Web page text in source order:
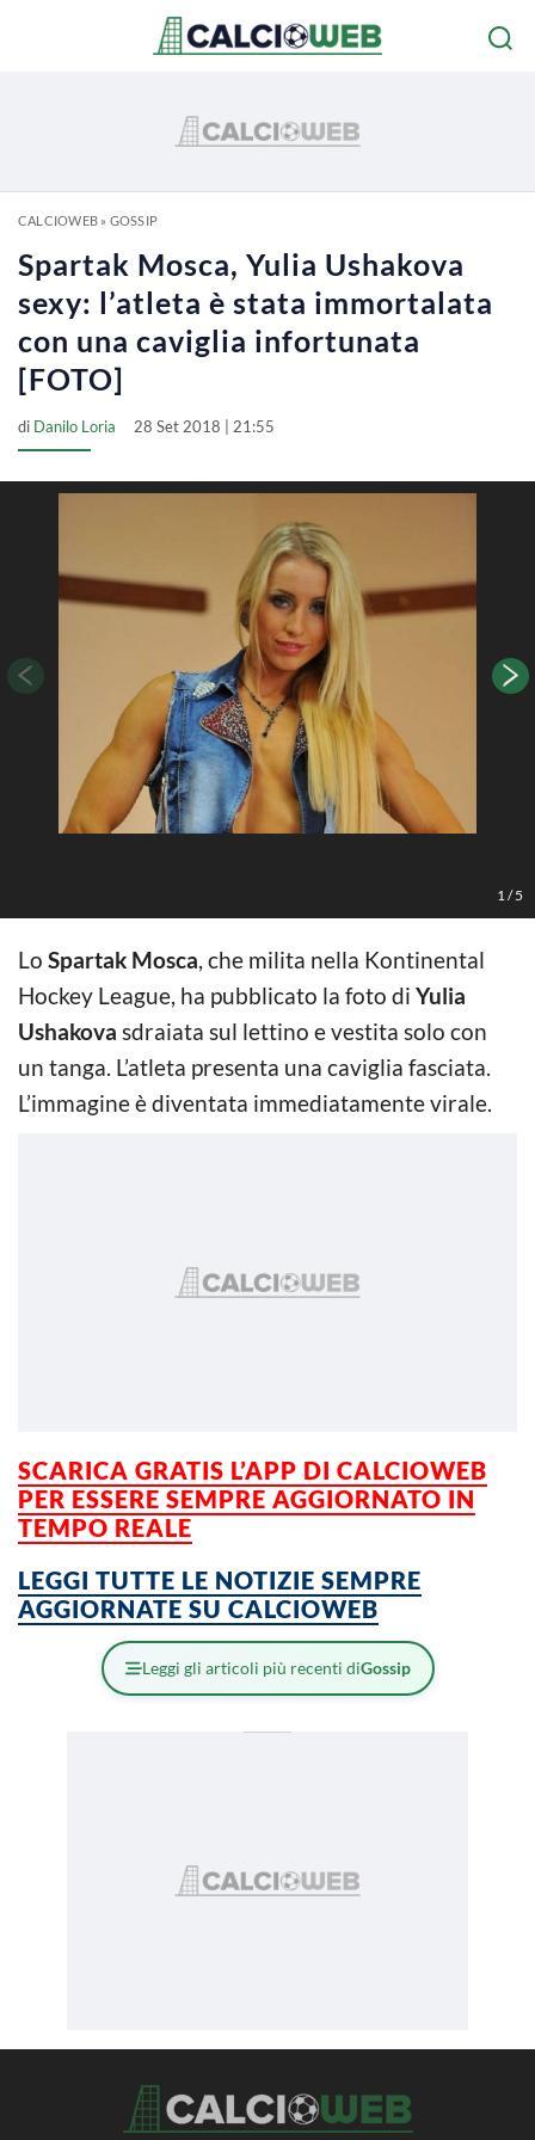
CALCIOWEB» GOSSIP
Spartak Mosca, Yulia Ushakova
sexy: l’atleta è stata immortalata
con una caviglia infortunata
[FOTO]
di Danilo Loria 28 Set 2018 | 21:55
1 /5
Lo Spartak Mosca, che milita nella Kontinental
Hockey League, ha pubblicato la foto di Yulia
Ushakova sdraiata sul lettino e vestita solo con
un tanga. L’atleta presenta una caviglia fasciata.
L’immagine è diventata immediatamente virale.
SCARICA GRATIS L’APP DI CALCIOWEB
PER ESSERE SEMPRE AGGIORNATO IN
TEMPO REALE
LEGGI TUTTE LE NOTIZIE SEMPRE
AGGIORNATE SU CALCIOWEB
Leggi gli articoli più recenti diGossip